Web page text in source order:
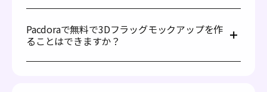
の組み合わせは、遠くからも旗を目立たせることができま
す。
フトウェアを必要とせずに3Dフラッグモックアップを作
成できます。当プラットフォームはオンラインで使いやす
く、操作も簡単です。さらに、すぐに使える多様なモック
Pacdoraで無料で3Dフラッグモックアップを作
ることはできますか？